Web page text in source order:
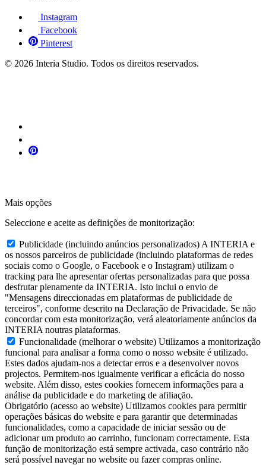
Instagram
Facebook
Pinterest
© 2026 Interia Studio. Todos os direitos reservados.
Mais opções
Seleccione e aceite as definições de monitorização:
Publicidade (incluindo anúncios personalizados) A INTERIA e
os nossos parceiros de publicidade (incluindo plataformas de redes
sociais como o Google, o Facebook e o Instagram) utilizam o
tracking para lhe apresentar ofertas personalizadas para que possa
desfrutar plenamente da INTERIA. Isto inclui o envio de
"Mensagens direccionadas em plataformas de publicidade de
terceiros", conforme descrito na Declaração de Privacidade. Se não
concordar com esta monitorização, verá aleatoriamente anúncios da
INTERIA noutras plataformas.
Funcionalidade (melhorar o website) Utilizamos a monitorização
funcional para analisar a forma como o nosso website é utilizado.
Estes dados ajudam-nos a detectar erros e a desenvolver novos
projectos. Permitem-nos igualmente verificar a eficácia do nosso
website. Além disso, estes cookies fornecem informações para a
análise da publicidade e do marketing de afiliação.
Obrigatório (acesso ao website) Utilizamos cookies para permitir
operações básicas do website e para garantir que determinadas
funcionalidades, como a capacidade de iniciar sessão ou de
adicionar um produto ao carrinho, funcionam correctamente. Esta
função de monitorização está sempre activada, caso contrário não
será possível navegar no website ou fazer compras online.